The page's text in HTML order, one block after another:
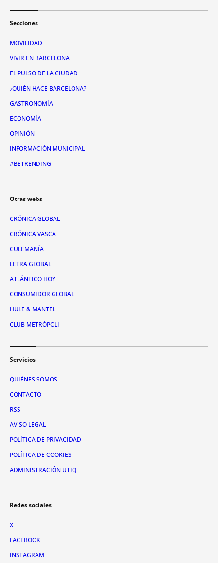
Secciones
MOVILIDAD
VIVIR EN BARCELONA
EL PULSO DE LA CIUDAD
¿QUIÉN HACE BARCELONA?
GASTRONOMÍA
ECONOMÍA
OPINIÓN
INFORMACIÓN MUNICIPAL
#BETRENDING
Otras webs
CRÓNICA GLOBAL
CRÓNICA VASCA
CULEMANÍA
LETRA GLOBAL
ATLÁNTICO HOY
CONSUMIDOR GLOBAL
HULE & MANTEL
CLUB METRÓPOLI
Servicios
QUIÉNES SOMOS
CONTACTO
RSS
AVISO LEGAL
POLÍTICA DE PRIVACIDAD
POLÍTICA DE COOKIES
ADMINISTRACIÓN UTIQ
Redes sociales
X
FACEBOOK
INSTAGRAM